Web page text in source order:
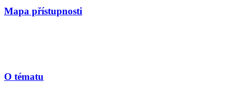
Mapa přístupnosti
O tématu